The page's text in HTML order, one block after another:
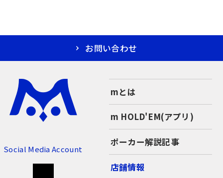
お問い合わせ
Social Media Account
mとは
m HOLD'EM(アプリ)
ポーカー解説記事
店舗情報